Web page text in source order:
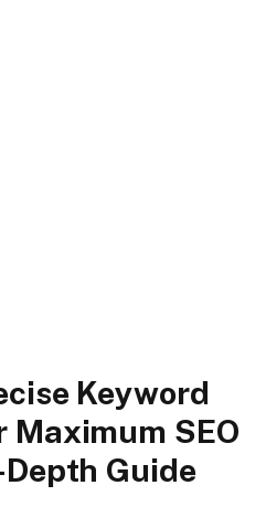
Keyword
Maximum SEO
Guide